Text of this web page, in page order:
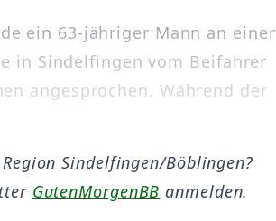
ein 63-jähriger Mann an einer
in Sindelfingen vom Beifahrer
angesprochen. Während der
Sindelfingen/Böblingen?
GutenMorgenBB anmelden.